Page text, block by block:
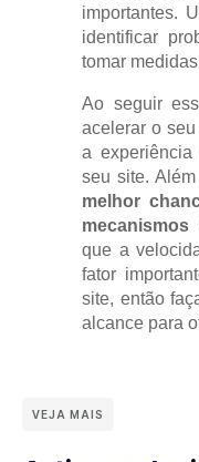
importantes.
identificar
tomar
Ao seguir
acelerar o
a
seu site.
melhor
que a
fator
site, então
alcance para
VEJA MAIS